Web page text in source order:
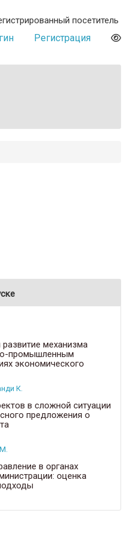
посетитель
Регистрация
механизма
промышленным
экономического
К.
в сложной ситуации
предложения о
в органах
оценка